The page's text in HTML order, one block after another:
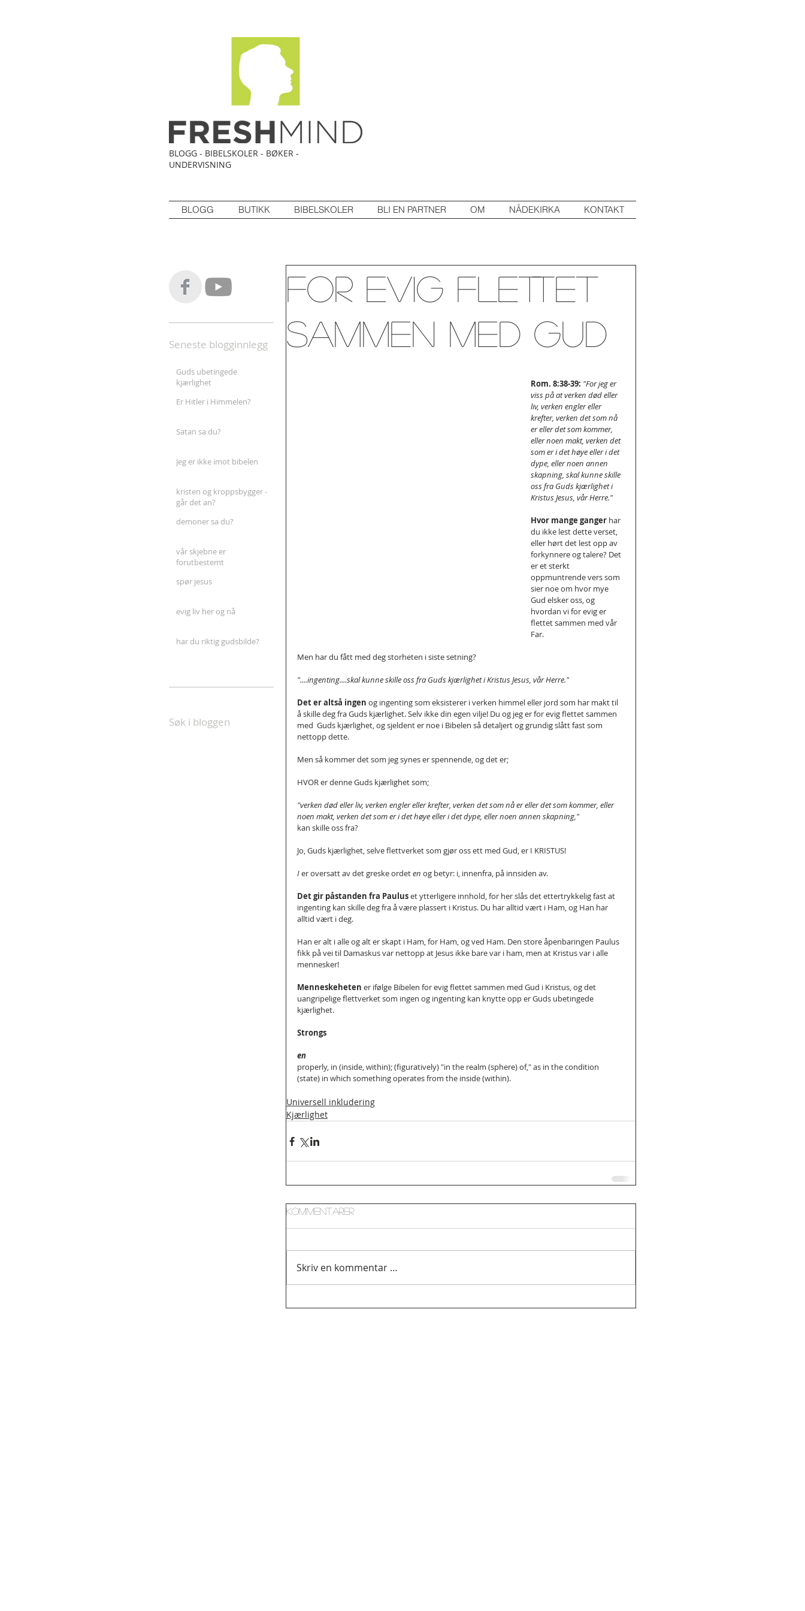
BLOGG - BIBELSKOLER - BØKER -
UNDERVISNING
BLOGG BUTIKK BIBELSKOLER BLI EN PARTNER OM NÅDEKIRKA KONTAKT
Søk i bloggen
Guds ubetingede
kjærlighet
Er Hitler i Himmelen?
Satan sa du?
Jeg er ikke imot bibelen
kristen og kroppsbygger -
går det an?
demoner sa du?
vår skjebne er
forutbestemt
spør jesus
evig liv her og nå
har du riktig gudsbilde?
Seneste blogginnlegg
For evig flettet
sammen med Gud
Rom. 8:38-39: "For jeg er
viss på at verken død eller
liv, verken engler eller
krefter, verken det som nå
er eller det som kommer,
eller noen makt, verken det
som er i det høye eller i det
dype, eller noen annen
skapning, skal kunne skille
oss fra Guds kjærlighet i
Kristus Jesus, vår Herre."
Hvor mange ganger har
du ikke lest dette verset,
eller hørt det lest opp av
forkynnere og talere? Det
er et sterkt
oppmuntrende vers som
sier noe om hvor mye
Gud elsker oss, og
hvordan vi for evig er
flettet sammen med vår
Far.
Men har du fått med deg storheten i siste setning?
"....ingenting....skal kunne skille oss fra Guds kjærlighet i Kristus Jesus, vår Herre."
Det er altså ingen og ingenting som eksisterer i verken himmel eller jord som har makt til
å skille deg fra Guds kjærlighet. Selv ikke din egen vilje! Du og jeg er for evig flettet sammen
med  Guds kjærlighet, og sjeldent er noe i Bibelen så detaljert og grundig slått fast som
nettopp dette.
Men så kommer det som jeg synes er spennende, og det er;
HVOR er denne Guds kjærlighet som;
"verken død eller liv, verken engler eller krefter, verken det som nå er eller det som kommer, eller
noen makt, verken det som er i det høye eller i det dype, eller noen annen skapning,"
kan skille oss fra?
Jo, Guds kjærlighet, selve flettverket som gjør oss ett med Gud, er I KRISTUS!
I er oversatt av det greske ordet en og betyr: i, innenfra, på innsiden av.
Det gir påstanden fra Paulus et ytterligere innhold, for her slås det ettertrykkelig fast at
ingenting kan skille deg fra å være plassert i Kristus. Du har alltid vært i Ham, og Han har
alltid vært i deg.
Han er alt i alle og alt er skapt i Ham, for Ham, og ved Ham. Den store åpenbaringen Paulus
fikk på vei til Damaskus var nettopp at Jesus ikke bare var i ham, men at Kristus var i alle
mennesker!
Menneskeheten er ifølge Bibelen for evig flettet sammen med Gud i Kristus, og det
uangripelige flettverket som ingen og ingenting kan knytte opp er Guds ubetingede
kjærlighet.
Strongs
en
properly, in (inside, within); (figuratively) "in the realm (sphere) of," as in the condition
(state) in which something operates from the inside (within).
Universell inkludering
Kjærlighet
Kommentarer
Skriv en kommentar …